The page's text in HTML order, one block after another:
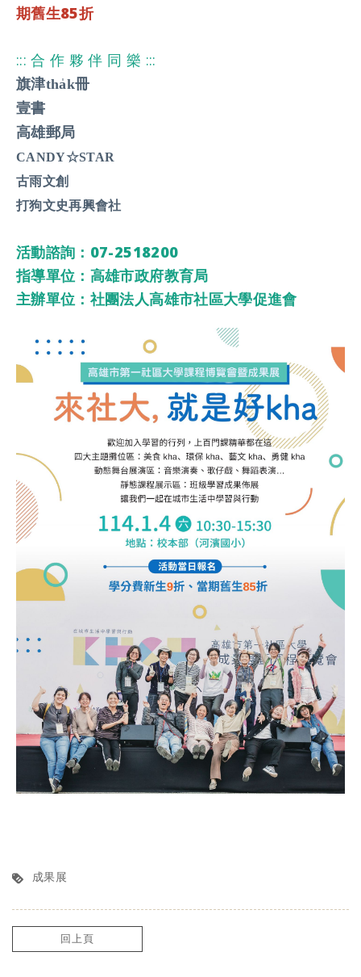
期舊生85折
::: 合 作 夥 伴 同 樂 :::
旗津tha̍k冊
壹書
高雄郵局
CANDY☆STAR
古雨文創
打狗文史再興會社
活動諮詢：07-2518200
指導單位：高雄市政府教育局
主辦單位：社團法人高雄市社區大學促進會
成果展
回上頁